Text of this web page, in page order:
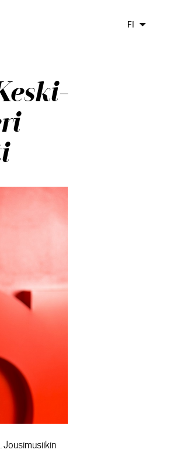
FI
Jousimusiikin